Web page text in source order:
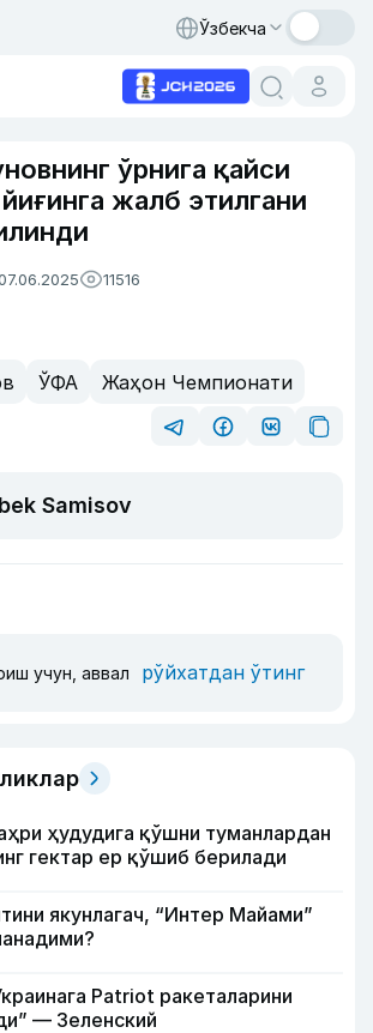
Ўзбекча
ўрнига қайси
жалб этилгани
11516
ЎФА
Жаҳон Чемпионати
Samisov
учун, аввал рўйхатдан ўтинг
ҳудудига қўшни туманлардан
гектар ер қўшиб берилади
якунлагач, “Интер Майами”
Patriot ракеталарини
— Зеленский